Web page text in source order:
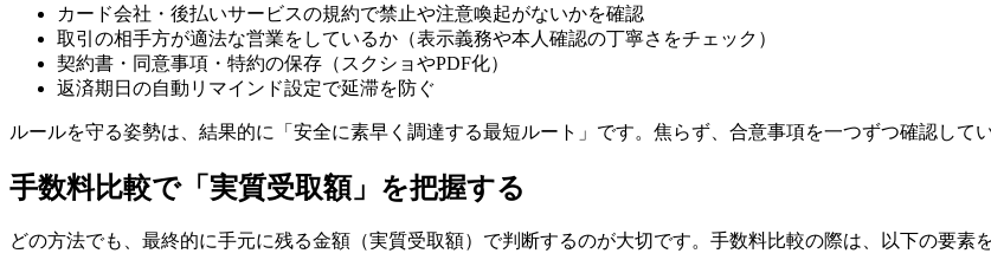
カード会社・後払いサービスの規約で禁止や注意喚起がないかを確認
取引の相手方が適法な営業をしているか（表示義務や本人確認の丁寧さをチェック）
契約書・同意事項・特約の保存（スクショやPDF化）
返済期日の自動リマインド設定で延滞を防ぐ
ルールを守る姿勢は、結果的に「安全に素早く調達する最短ルート」です。焦らず、合意事項を一つずつ確認して
手数料比較で「実質受取額」を把握する
どの方法でも、最終的に手元に残る金額（実質受取額）で判断するのが大切です。手数料比較の際は、以下の要素